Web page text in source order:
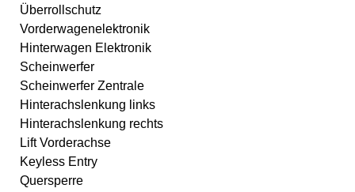
Überrollschutz
Vorderwagenelektronik
Hinterwagen Elektronik
Scheinwerfer
Scheinwerfer Zentrale
Hinterachslenkung links
Hinterachslenkung rechts
Lift Vorderachse
Keyless Entry
Quersperre